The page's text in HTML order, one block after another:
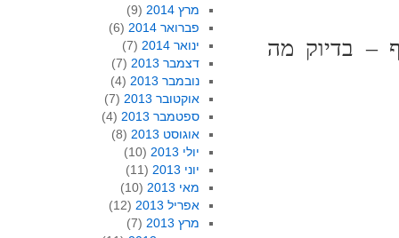
– בדיוק מה
מרץ 2014
(9)
פברואר 2014
(6)
ינואר 2014
(7)
דצמבר 2013
(7)
נובמבר 2013
(4)
אוקטובר 2013
(7)
ספטמבר 2013
(4)
אוגוסט 2013
(8)
יולי 2013
(10)
יוני 2013
(11)
מאי 2013
(10)
אפריל 2013
(12)
מרץ 2013
(7)